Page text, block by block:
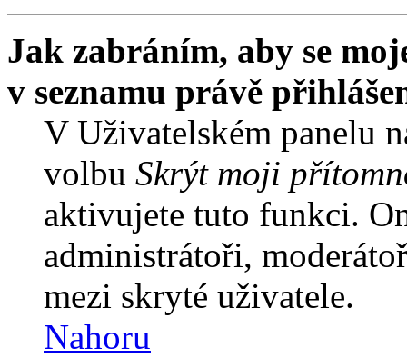
Jak zabráním, aby se
v seznamu právě
V Uživatelském panelu
volbu Skrýt moji
aktivujete tuto funkci.
administrátoři,
mezi skryté uživatele.
Nahoru